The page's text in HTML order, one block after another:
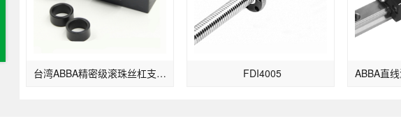
台湾ABBA精密级滚珠丝杠支撑座EK系列EK15 FDI4005